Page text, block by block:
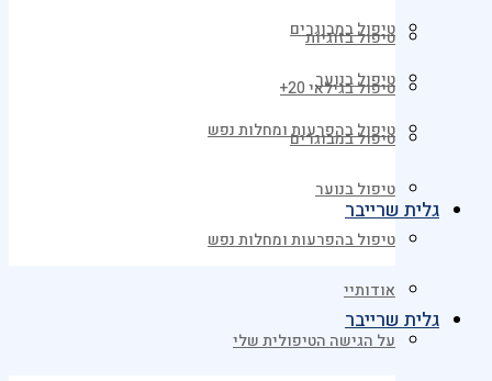
טיפול במבוגרים
טיפול בנוער
טיפול בהפרעות ומחלות נפש
גלית שרייבר
אודותיי
על הגישה הטיפולית שלי
טיפול בזוגיות
טיפול בגילאי 20+
טיפול במבוגרים
טיפול בנוער
טיפול בהפרעות ומחלות נפש
גלית שרייבר